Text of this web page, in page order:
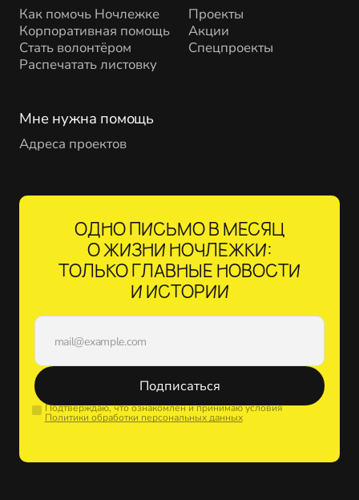
Как помочь Ночлежке
Корпоративная помощь
Стать волонтёром
Распечатать листовку
Проекты
Акции
Спецпроекты
Мне нужна помощь
Адреса проектов
ОДНО ПИСЬМО В МЕСЯЦ
О ЖИЗНИ НОЧЛЕЖКИ:
ТОЛЬКО ГЛАВНЫЕ НОВОСТИ
И ИСТОРИИ
Подписаться
Подтверждаю, что ознакомлен и принимаю условия
Политики обработки персональных данных